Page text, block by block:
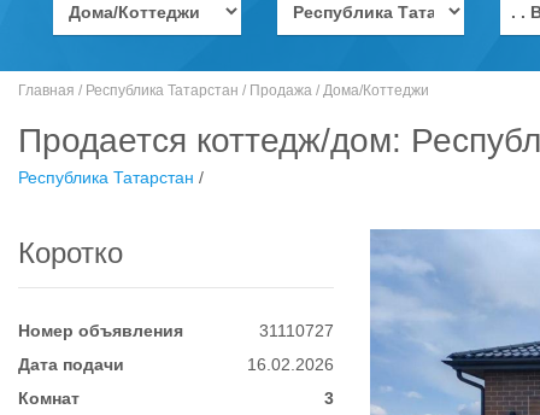
. .
Главная / Республика Татарстан / Продажа / Дома/Коттеджи
Продается коттедж/дом:
Республика Татарстан /
Коротко
Номер объявления
31110727
Дата подачи
16.02.2026
Комнат
3